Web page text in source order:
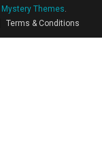
Mystery Themes
Terms & Conditions